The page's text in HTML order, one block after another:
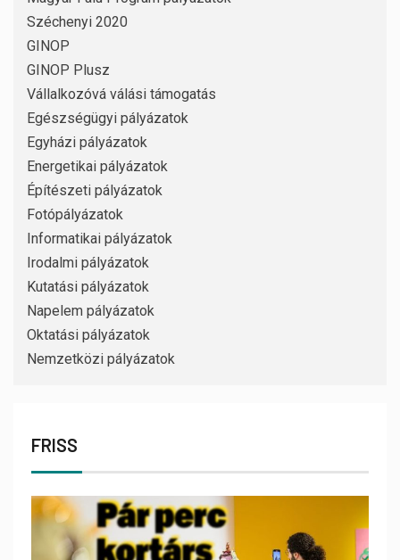
Széchenyi 2020
GINOP
GINOP Plusz
Vállalkozóvá válási támogatás
Egészségügyi pályázatok
Egyházi pályázatok
Energetikai pályázatok
Építészeti pályázatok
Fotópályázatok
Informatikai pályázatok
Irodalmi pályázatok
Kutatási pályázatok
Napelem pályázatok
Oktatási pályázatok
Nemzetközi pályázatok
FRISS